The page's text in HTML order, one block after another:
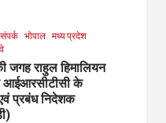
भोपाल मध्य प्रदेश
जगह राहुल हिमालियन
आईआरसीटीसी के
प्रबंध निदेशक